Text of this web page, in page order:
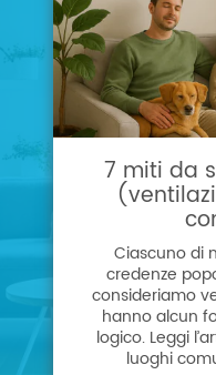
7 miti da
Ciascuno di
credenze
consideriamo
hanno alcun
logico. Leggi
luoghi